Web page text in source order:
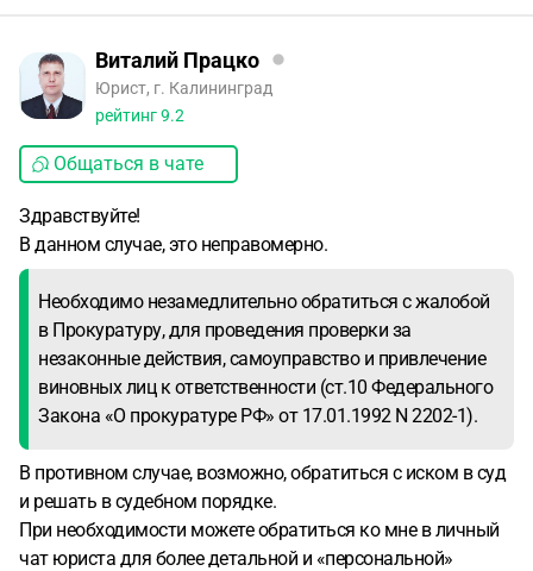
Виталий Працко
Юрист, г. Калининград
рейтинг9.2
Общаться в чате
Здравствуйте!
В данном случае, это неправомерно.
Необходимо незамедлительно обратиться с жалобой
в Прокуратуру, для проведения проверки за
незаконные действия, самоуправство и привлечение
виновных лиц к ответственности (ст.10 Федерального
Закона «О прокуратуре РФ» от 17.01.1992 N 2202-1).
В противном случае, возможно, обратиться с иском в суд
и решать в судебном порядке.
При необходимости можете обратиться ко мне в личный
чат юриста для более детальной и «персональной»